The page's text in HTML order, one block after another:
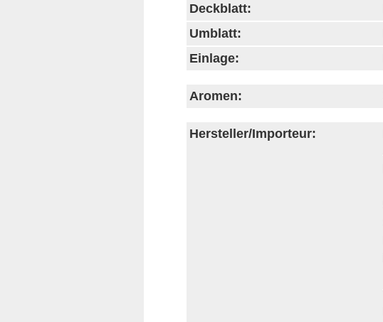
Deckblatt:
Umblatt:
Einlage:
Aromen:
Hersteller/Importeur: